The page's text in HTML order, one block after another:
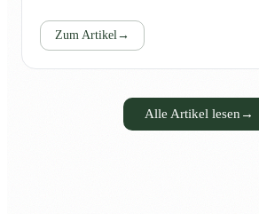
Zum Artikel →
Alle Artikel lesen →